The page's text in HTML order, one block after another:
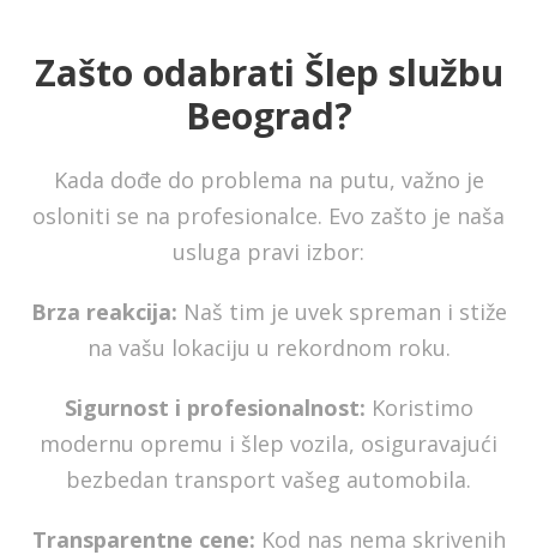
Zašto odabrati Šlep službu
Beograd?
Kada dođe do problema na putu, važno je
osloniti se na profesionalce. Evo zašto je naša
usluga pravi izbor:
Brza reakcija: Naš tim je uvek spreman i stiže
na vašu lokaciju u rekordnom roku.
Sigurnost i profesionalnost: Koristimo
modernu opremu i šlep vozila, osiguravajući
bezbedan transport vašeg automobila.
Transparentne cene: Kod nas nema skrivenih